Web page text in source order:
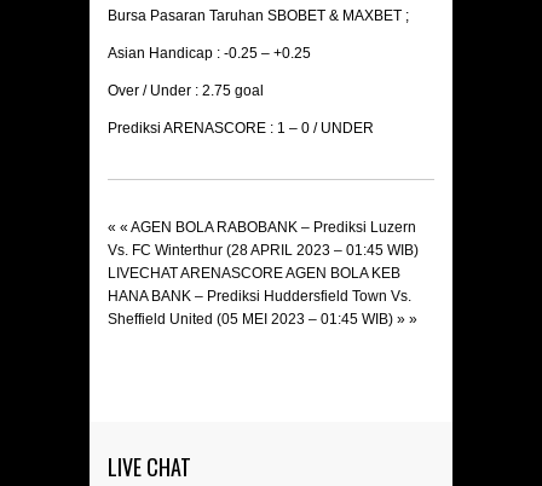
Bursa Pasaran Taruhan SBOBET & MAXBET ;
Asian Handicap : -0.25 – +0.25
Over / Under : 2.75 goal
Prediksi ARENASCORE : 1 – 0 / UNDER
« « AGEN BOLA RABOBANK – Prediksi Luzern
Vs. FC Winterthur (28 APRIL 2023 – 01:45 WIB)
LIVECHAT ARENASCORE AGEN BOLA KEB
HANA BANK – Prediksi Huddersfield Town Vs.
Sheffield United (05 MEI 2023 – 01:45 WIB) » »
LIVE CHAT